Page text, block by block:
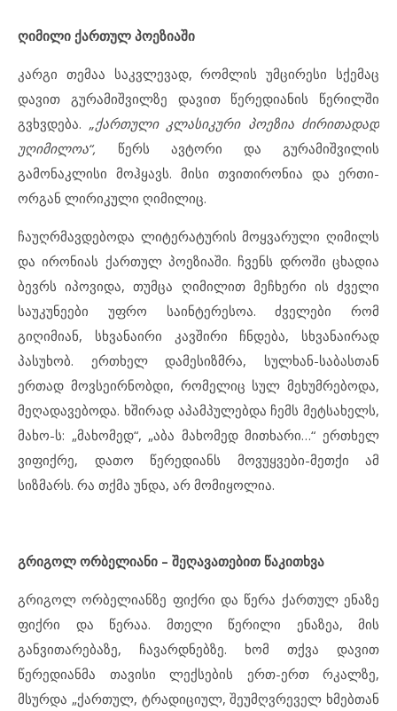
ღიმილი ქართულ პოეზიაში
კარგი თემაა საკვლევად, რომლის უმცირესი სქემაც
დავით გურამიშვილზე დავით წერედიანის წერილში
გვხვდება. „ქართული კლასიკური პოეზია ძირითადად
უღიმილოა“, წერს ავტორი და გურამიშვილის
გამონაკლისი მოჰყავს. მისი თვითირონია და ერთი-
ორგან ლირიკული ღიმილიც.
ჩაუღრმავდებოდა ლიტერატურის მოყვარული ღიმილს
და ირონიას ქართულ პოეზიაში. ჩვენს დროში ცხადია
ბევრს იპოვიდა, თუმცა ღიმილით მეჩხერი ის ძველი
საუკუნეები უფრო საინტერესოა. ძველები რომ
გიღიმიან, სხვანაირი კავშირი ჩნდება, სხვანაირად
პასუხობ. ერთხელ დამესიზმრა, სულხან-საბასთან
ერთად მოვსეირნობდი, რომელიც სულ მეხუმრებოდა,
მეღადავებოდა. ხშირად აპამპულებდა ჩემს მეტსახელს,
მახო-ს: „მახომედ“, „აბა მახომედ მითხარი…“ ერთხელ
ვიფიქრე, დათო წერედიანს მოვუყვები-მეთქი ამ
სიზმარს. რა თქმა უნდა, არ მომიყოლია.
გრიგოლ ორბელიანი – შეღავათებით წაკითხვა
გრიგოლ ორბელიანზე ფიქრი და წერა ქართულ ენაზე
ფიქრი და წერაა. მთელი წერილი ენაზეა, მის
განვითარებაზე, ჩავარდნებზე. ხომ თქვა დავით
წერედიანმა თავისი ლექსების ერთ-ერთ რკალზე,
მსურდა „ქართულ, ტრადიციულ, შეუმღვრეველ ხმებთან